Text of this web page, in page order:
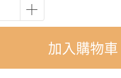
加入購物車